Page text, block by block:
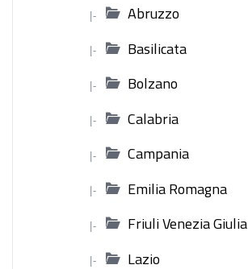
|- Abruzzo
|- Basilicata
|- Bolzano
|- Calabria
|- Campania
|- Emilia Romagna
|- Friuli Venezia Giulia
|- Lazio